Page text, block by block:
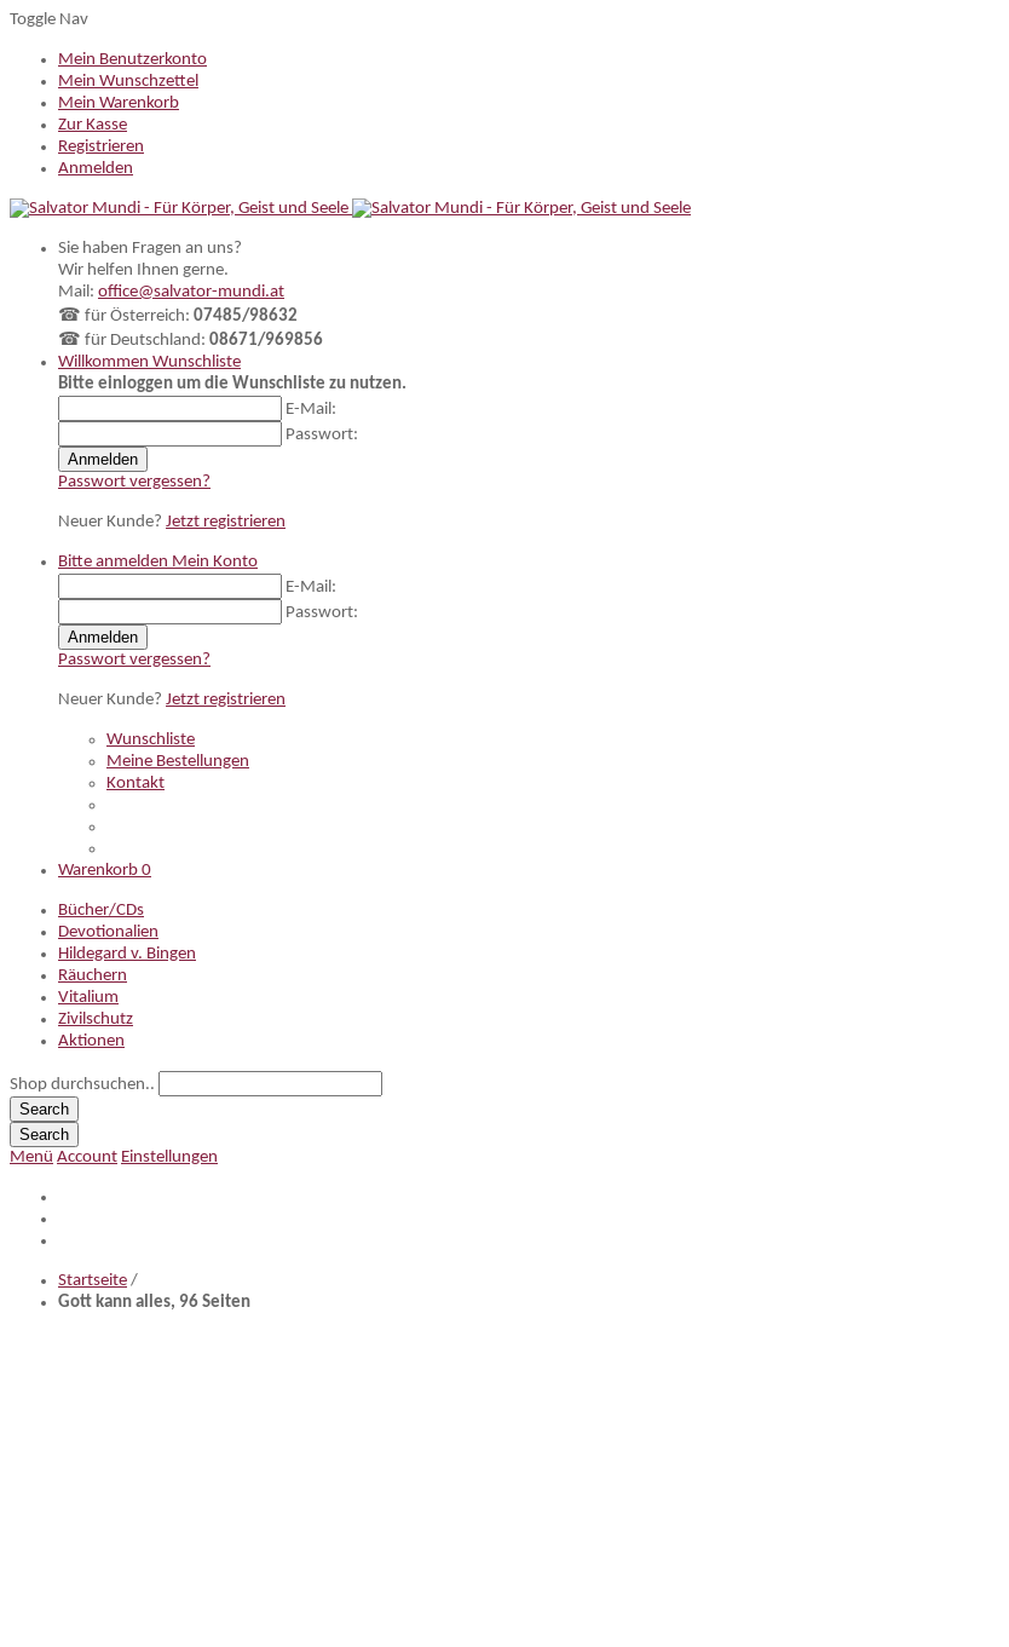
Toggle Nav
Mein Benutzerkonto
Mein Wunschzettel
Mein Warenkorb
Zur Kasse
Registrieren
Anmelden
Sie haben Fragen an uns?
Wir helfen Ihnen gerne.
Mail: office@salvator-mundi.at
☎ für Österreich: 07485/98632
☎ für Deutschland: 08671/969856
Willkommen Wunschliste
Bitte einloggen um die Wunschliste zu nutzen.
E-Mail:
Passwort:
Anmelden
Passwort vergessen?
Neuer Kunde? Jetzt registrieren
Bitte anmelden Mein Konto
E-Mail:
Passwort:
Anmelden
Passwort vergessen?
Neuer Kunde? Jetzt registrieren
Wunschliste
Meine Bestellungen
Kontakt
Warenkorb 0
Bücher/CDs
Devotionalien
Hildegard v. Bingen
Räuchern
Vitalium
Zivilschutz
Aktionen
Shop durchsuchen..
Search
Search
Menü Account Einstellungen
Startseite /
Gott kann alles, 96 Seiten